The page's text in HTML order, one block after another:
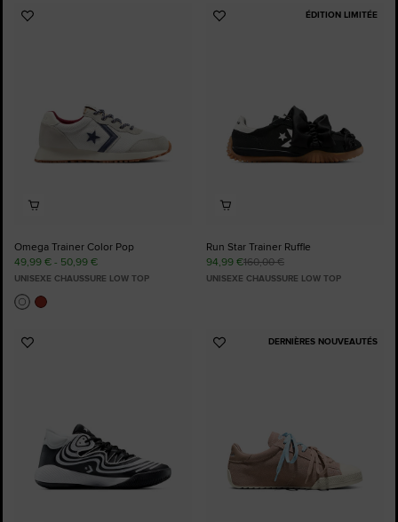
Ajouter
Omega Trainer Color Pop
49,99 € - 50,99 €
UNISEXE CHAUSSURE LOW TOP
ÉDITION LIMITÉE
Ajouter
Run Star Trainer Ruffle
94,99 €160,00 €
UNISEXE CHAUSSURE LOW TOP
Ajouter
DERNIÈRES NOUVEAUTÉS
Ajouter